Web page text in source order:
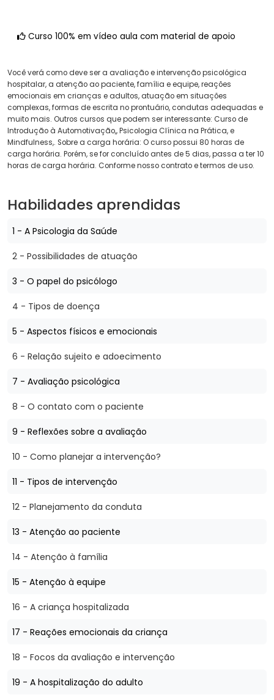
Curso 100% em vídeo aula com material de apoio
Você verá como deve ser a avaliação e intervenção psicológica
hospitalar, a atenção ao paciente, família e equipe, reações
emocionais em crianças e adultos, atuação em situações
complexas, formas de escrita no prontuário, condutas adequadas e
muito mais. Outros cursos que podem ser interessante: Curso de
Introdução à Automotivação,, Psicologia Clínica na Prática, e
Mindfulness,. Sobre a carga horária: O curso possui 80 horas de
carga horária. Porém, se for concluído antes de 5 dias, passa a ter 10
horas de carga horária. Conforme nosso contrato e termos de uso.
Habilidades aprendidas
1 - A Psicologia da Saúde
2 - Possibilidades de atuação
3 - O papel do psicólogo
4 - Tipos de doença
5 - Aspectos físicos e emocionais
6 - Relação sujeito e adoecimento
7 - Avaliação psicológica
8 - O contato com o paciente
9 - Reflexões sobre a avaliação
10 - Como planejar a intervenção?
11 - Tipos de intervenção
12 - Planejamento da conduta
13 - Atenção ao paciente
14 - Atenção à família
15 - Atenção à equipe
16 - A criança hospitalizada
17 - Reações emocionais da criança
18 - Focos da avaliação e intervenção
19 - A hospitalização do adulto